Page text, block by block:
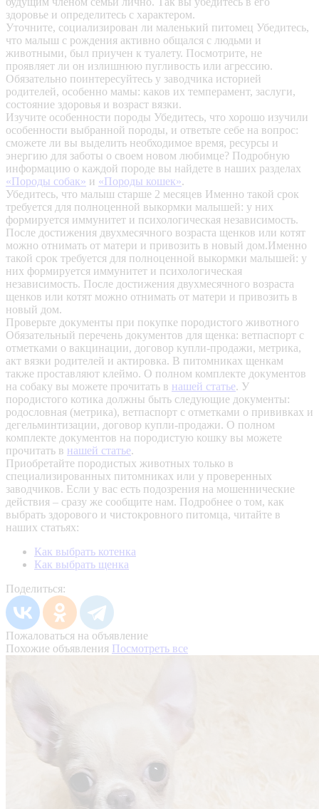
здоровье и определитесь с характером.
Уточните, социализирован ли маленький питомец Убедитесь,
что малыш с рождения активно общался с людьми и
животными, был приучен к туалету. Посмотрите, не
проявляет ли он излишнюю пугливость или агрессию.
Обязательно поинтересуйтесь у заводчика историей
родителей, особенно мамы: каков их темперамент, заслуги,
состояние здоровья и возраст вязки.
Изучите особенности породы Убедитесь, что хорошо изучили
особенности выбранной породы, и ответьте себе на вопрос:
сможете ли вы выделить необходимое время, ресурсы и
энергию для заботы о своем новом любимце? Подробную
информацию о каждой породе вы найдете в наших разделах
«Породы собак» и «Породы кошек».
Убедитесь, что малыш старше 2 месяцев Именно такой срок
требуется для полноценной выкормки малышей: у них
формируется иммунитет и психологическая независимость.
После достижения двухмесячного возраста щенков или котят
можно отнимать от матери и привозить в новый дом.Именно
такой срок требуется для полноценной выкормки малышей: у
них формируется иммунитет и психологическая
независимость. После достижения двухмесячного возраста
щенков или котят можно отнимать от матери и привозить в
новый дом.
Проверьте документы при покупке породистого животного
Обязательный перечень документов для щенка: ветпаспорт с
отметками о вакцинации, договор купли-продажи, метрика,
акт вязки родителей и актировка. В питомниках щенкам
также проставляют клеймо. О полном комплекте документов
на собаку вы можете прочитать в нашей статье. У
породистого котика должны быть следующие документы:
родословная (метрика), ветпаспорт с отметками о прививках и
дегельминтизации, договор купли-продажи. О полном
комплекте документов на породистую кошку вы можете
прочитать в нашей статье.
Приобретайте породистых животных только в
специализированных питомниках или у проверенных
заводчиков. Если у вас есть подозрения на мошеннические
действия – сразу же сообщите нам. Подробнее о том, как
выбрать здорового и чистокровного питомца, читайте в
наших статьях:
Как выбрать котенка
Как выбрать щенка
Поделиться:
Пожаловаться на объявление
Похожие объявления Посмотреть все